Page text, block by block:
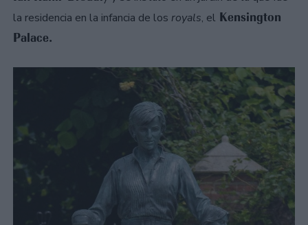
la residencia en la infancia de los royals, el Kensington
Palace.